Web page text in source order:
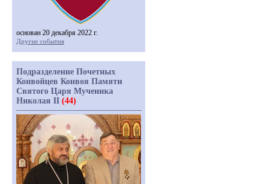
основан 20 декабря 2022 г.
Другие события
Подразделение Почетных
Конвойцев Конвоя Памяти
Святого Царя Мученика
Николая II (44)